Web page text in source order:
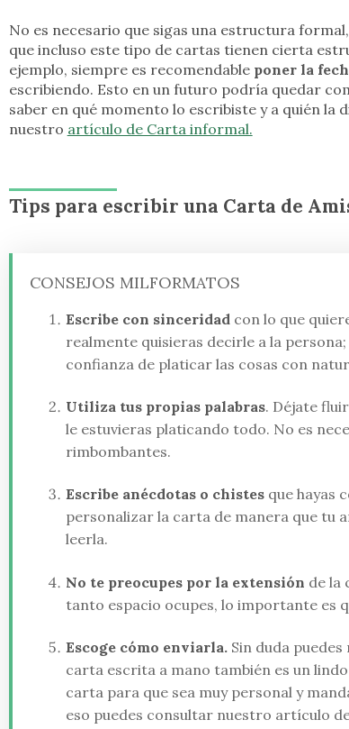
No es necesario que sigas una estructura
que incluso este tipo de cartas tienen cierta
ejemplo, siempre es recomendable poner la
escribiendo. Esto en un futuro podría quedar
saber en qué momento lo escribiste y a quién la
nuestro artículo de Carta informal.
Tips para escribir una Carta de
CONSEJOS MILFORMATOS
Escribe con sinceridad con lo que
realmente quisieras decirle a la
confianza de platicar las cosas con
Utiliza tus propias palabras. Déjate
le estuvieras platicando todo. No es
rimbombantes.
Escribe anécdotas o chistesque hayas
personalizar la carta de manera que tu
leerla.
No te preocupes por la extensión de la
tanto espacio ocupes, lo importante es
Escoge cómo enviarla.Sin duda
carta escrita a mano también es un
carta para que sea muy personal y
eso puedes consultar nuestro artículo